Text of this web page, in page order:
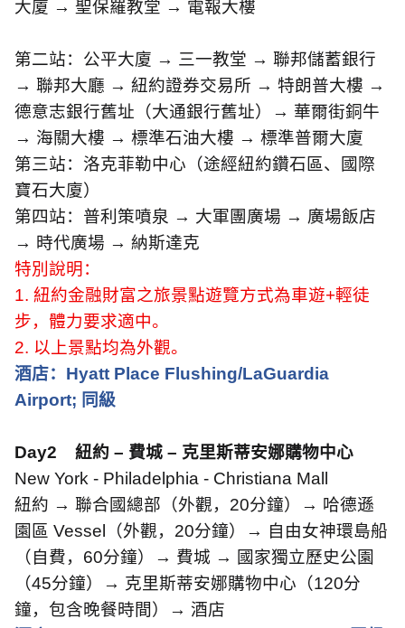
大廈 → 聖保羅教堂 → 電報大樓
第二站：公平大廈 → 三一教堂 → 聯邦儲蓄銀行
→ 聯邦大廳 → 紐約證券交易所 → 特朗普大樓 →
德意志銀行舊址（大通銀行舊址）→ 華爾街銅牛
→ 海關大樓 → 標準石油大樓 → 標準普爾大廈
第三站：洛克菲勒中心（途經紐約鑽石區、國際
寶石大廈）
第四站：普利策噴泉 → 大軍團廣場 → 廣場飯店
→ 時代廣場 → 納斯達克
特別說明：
1. 紐約金融財富之旅景點遊覽方式為車遊+輕徒
步，體力要求適中。
2. 以上景點均為外觀。
酒店： Hyatt Place Flushing/LaGuardia
Airport; 同級
Day2
紐約 – 費城 – 克里斯蒂安娜購物中心
New York - Philadelphia - Christiana Mall
紐約 → 聯合國總部（外觀， 20分鐘）→ 哈德遜
園區 Vessel （外觀， 20分鐘）→ 自由女神環島船
（自費， 60分鐘）→ 費城 → 國家獨立歷史公園
（45分鐘）→ 克里斯蒂安娜購物中心（120分
鐘，包含晚餐時間）→ 酒店